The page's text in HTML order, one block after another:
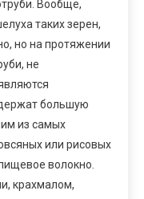
Вообще,
таких зерен,
но на протяжении
не
большую
из самых
или рисовых
волокно.
крахмалом,